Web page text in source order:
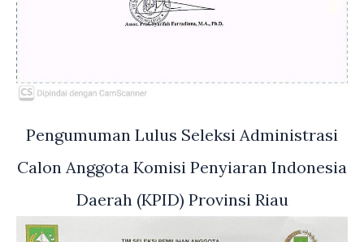
Pengumuman Lulus Seleksi Administrasi
Calon Anggota Komisi Penyiaran Indonesia
Daerah (KPID) Provinsi Riau